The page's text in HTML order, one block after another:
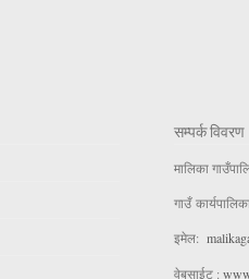
सम्पर्क विवरण
मालिका
गाउँ
इमेल:
वेबसाईट :